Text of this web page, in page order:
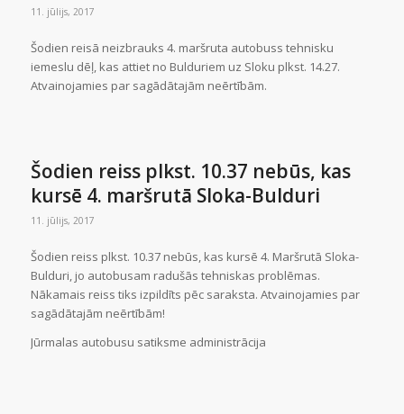
11. jūlijs, 2017
Šodien reisā neizbrauks 4. maršruta autobuss tehnisku
iemeslu dēļ, kas attiet no Bulduriem uz Sloku plkst. 14.27.
Atvainojamies par sagādātajām neērtībām.
Šodien reiss plkst. 10.37 nebūs, kas
kursē 4. maršrutā Sloka-Bulduri
11. jūlijs, 2017
Šodien reiss plkst. 10.37 nebūs, kas kursē 4. Maršrutā Sloka-
Bulduri, jo autobusam radušās tehniskas problēmas.
Nākamais reiss tiks izpildīts pēc saraksta. Atvainojamies par
sagādātajām neērtībām!
Jūrmalas autobusu satiksme administrācija